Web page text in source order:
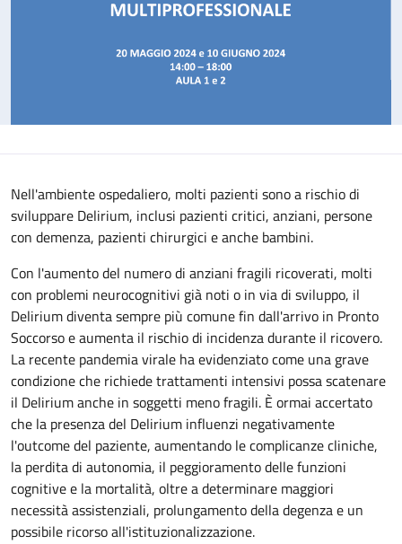
Nell'ambiente ospedaliero, molti pazienti sono a rischio di
sviluppare Delirium, inclusi pazienti critici, anziani, persone
con demenza, pazienti chirurgici e anche bambini.
Con l'aumento del numero di anziani fragili ricoverati, molti
con problemi neurocognitivi già noti o in via di sviluppo, il
Delirium diventa sempre più comune fin dall'arrivo in Pronto
Soccorso e aumenta il rischio di incidenza durante il ricovero.
La recente pandemia virale ha evidenziato come una grave
condizione che richiede trattamenti intensivi possa scatenare
il Delirium anche in soggetti meno fragili. È ormai accertato
che la presenza del Delirium influenzi negativamente
l'outcome del paziente, aumentando le complicanze cliniche,
la perdita di autonomia, il peggioramento delle funzioni
cognitive e la mortalità, oltre a determinare maggiori
necessità assistenziali, prolungamento della degenza e un
possibile ricorso all'istituzionalizzazione.